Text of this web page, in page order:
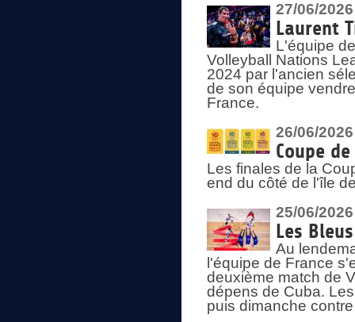
27/06/2026
Laurent
L'équipe
Volleyball Nations
2024 par l'ancien
de son équipe
France.
26/06/2026
Coupe
Les finales de la
end du côté de l'île
25/06/2026
Les
Au
l'équipe de France
deuxième match de
dépens de Cuba.
puis dimanche